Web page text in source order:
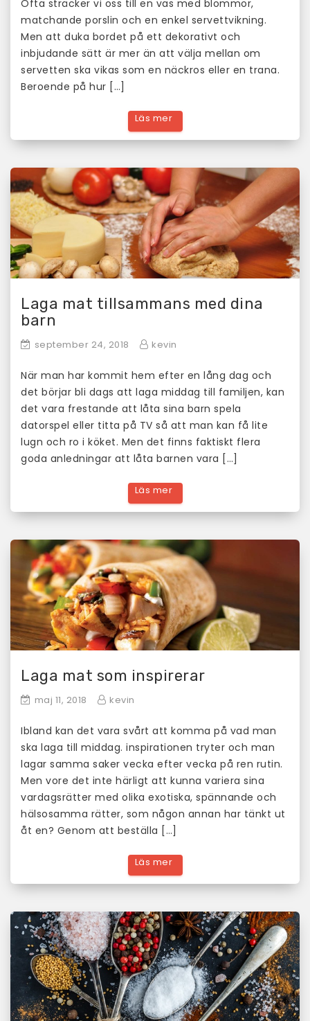
Ofta sträcker vi oss till en vas med blommor,
matchande porslin och en enkel servettvikning.
Men att duka bordet på ett dekorativt och
inbjudande sätt är mer än att välja mellan om
servetten ska vikas som en näckros eller en trana.
Beroende på hur […]
Laga mat tillsammans med dina
barn
september 24, 2018 kevin
När man har kommit hem efter en lång dag och
det börjar bli dags att laga middag till familjen, kan
det vara frestande att låta sina barn spela
datorspel eller titta på TV så att man kan få lite
lugn och ro i köket. Men det finns faktiskt flera
goda anledningar att låta barnen vara […]
Laga mat som inspirerar
maj 11, 2018 kevin
Ibland kan det vara svårt att komma på vad man
ska laga till middag. inspirationen tryter och man
lagar samma saker vecka efter vecka på ren rutin.
Men vore det inte härligt att kunna variera sina
vardagsrätter med olika exotiska, spännande och
hälsosamma rätter, som någon annan har tänkt ut
åt en? Genom att beställa […]